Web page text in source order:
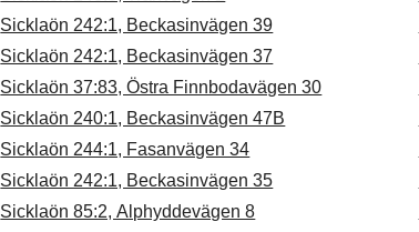
Sicklaön 242:1, Beckasinvägen 39
Sicklaön 242:1, Beckasinvägen 37
Sicklaön 37:83, Östra Finnbodavägen 30
Sicklaön 240:1, Beckasinvägen 47B
Sicklaön 244:1, Fasanvägen 34
Sicklaön 242:1, Beckasinvägen 35
Sicklaön 85:2, Alphyddevägen 8